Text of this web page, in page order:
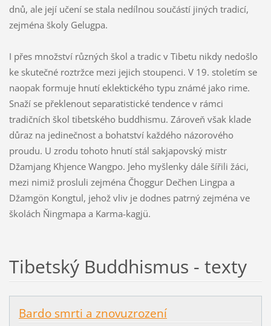
dnů, ale její učení se stala nedílnou součástí jiných tradicí,
zejména školy Gelugpa.
I přes množství různých škol a tradic v Tibetu nikdy nedošlo
ke skutečné roztržce mezi jejich stoupenci. V 19. stoletím se
naopak formuje hnutí eklektického typu známé jako rime.
Snaží se překlenout separatistické tendence v rámci
tradičních škol tibetského buddhismu. Zároveň však klade
důraz na jedinečnost a bohatství každého názorového
proudu. U zrodu tohoto hnutí stál sakjapovský mistr
Džamjang Khjence Wangpo. Jeho myšlenky dále šířili žáci,
mezi nimiž prosluli zejména Čhoggur Dečhen Lingpa a
Džamgön Kongtul, jehož vliv je dodnes patrný zejména ve
školách Ňingmapa a Karma-kagjü.
Tibetský Buddhismus - texty
Bardo smrti a znovuzrození